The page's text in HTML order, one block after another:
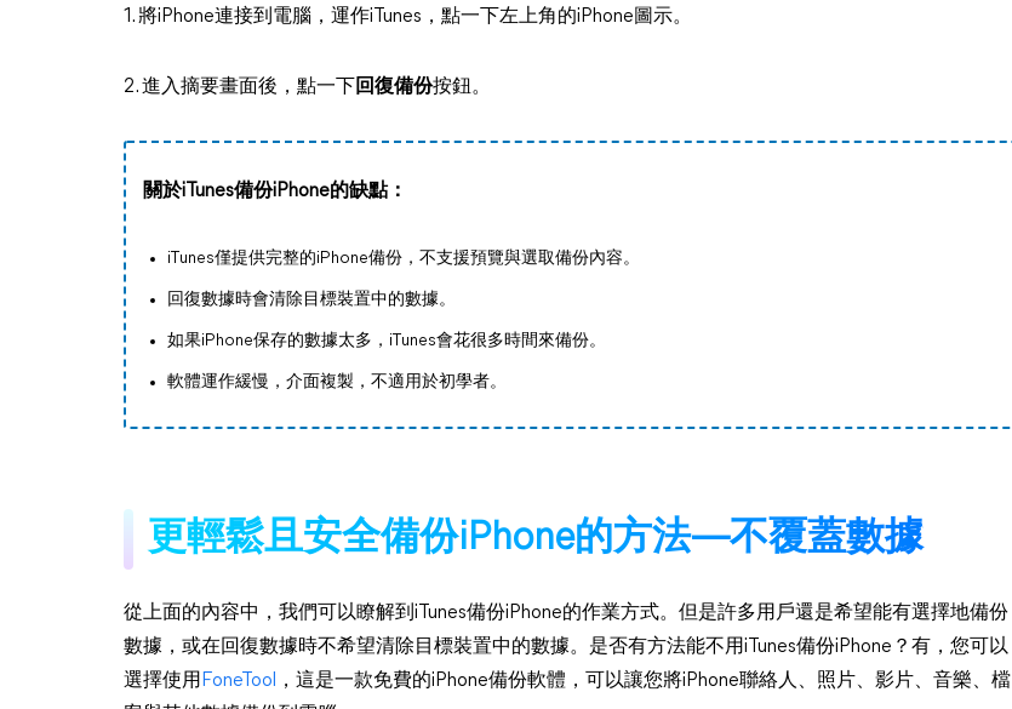
1. 將iPhone連接到電腦，運作iTunes，點一下左上角的iPhone圖示。
2. 進入摘要畫面後，點一下 回復備份按鈕。
關於iTunes備份iPhone的缺點：
iTunes僅提供完整的iPhone備份，不支援預覽與選取備份內容。
回復數據時會清除目標裝置中的數據。
如果iPhone保存的數據太多，iTunes會花很多時間來備份。
軟體運作緩慢，介面複製，不適用於初學者。
更輕鬆且安全備份iPhone的方法—不覆蓋數據
從上面的內容中，我們可以瞭解到iTunes備份iPhone的作業方式。但是許多用戶還是希望能有選擇地備份
數據，或在回復數據時不希望清除目標裝置中的數據。是否有方法能不用iTunes備份iPhone？有，您可以
選擇使用 FoneTool
，這是一款免費的iPhone備份軟體，可以讓您將iPhone聯絡人、照片、影片、音樂、檔